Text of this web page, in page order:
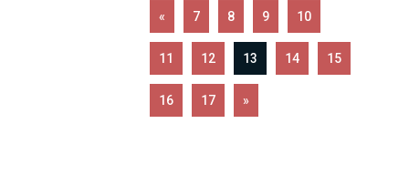
« 7 8 9 10
11 12 13 14 15
16 17 »